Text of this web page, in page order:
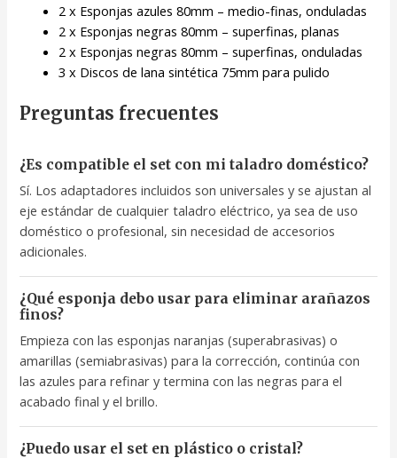
2 x Esponjas azules 80mm – medio-finas, onduladas
2 x Esponjas negras 80mm – superfinas, planas
2 x Esponjas negras 80mm – superfinas, onduladas
3 x Discos de lana sintética 75mm para pulido
Preguntas frecuentes
¿Es compatible el set con mi taladro doméstico?
Sí. Los adaptadores incluidos son universales y se ajustan al
eje estándar de cualquier taladro eléctrico, ya sea de uso
doméstico o profesional, sin necesidad de accesorios
adicionales.
¿Qué esponja debo usar para eliminar arañazos
finos?
Empieza con las esponjas naranjas (superabrasivas) o
amarillas (semiabrasivas) para la corrección, continúa con
las azules para refinar y termina con las negras para el
acabado final y el brillo.
¿Puedo usar el set en plástico o cristal?